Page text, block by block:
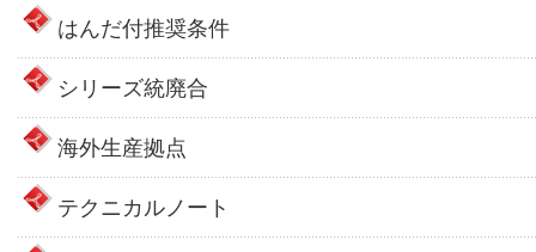
はんだ付推奨条件
シリーズ統廃合
海外生産拠点
テクニカルノート